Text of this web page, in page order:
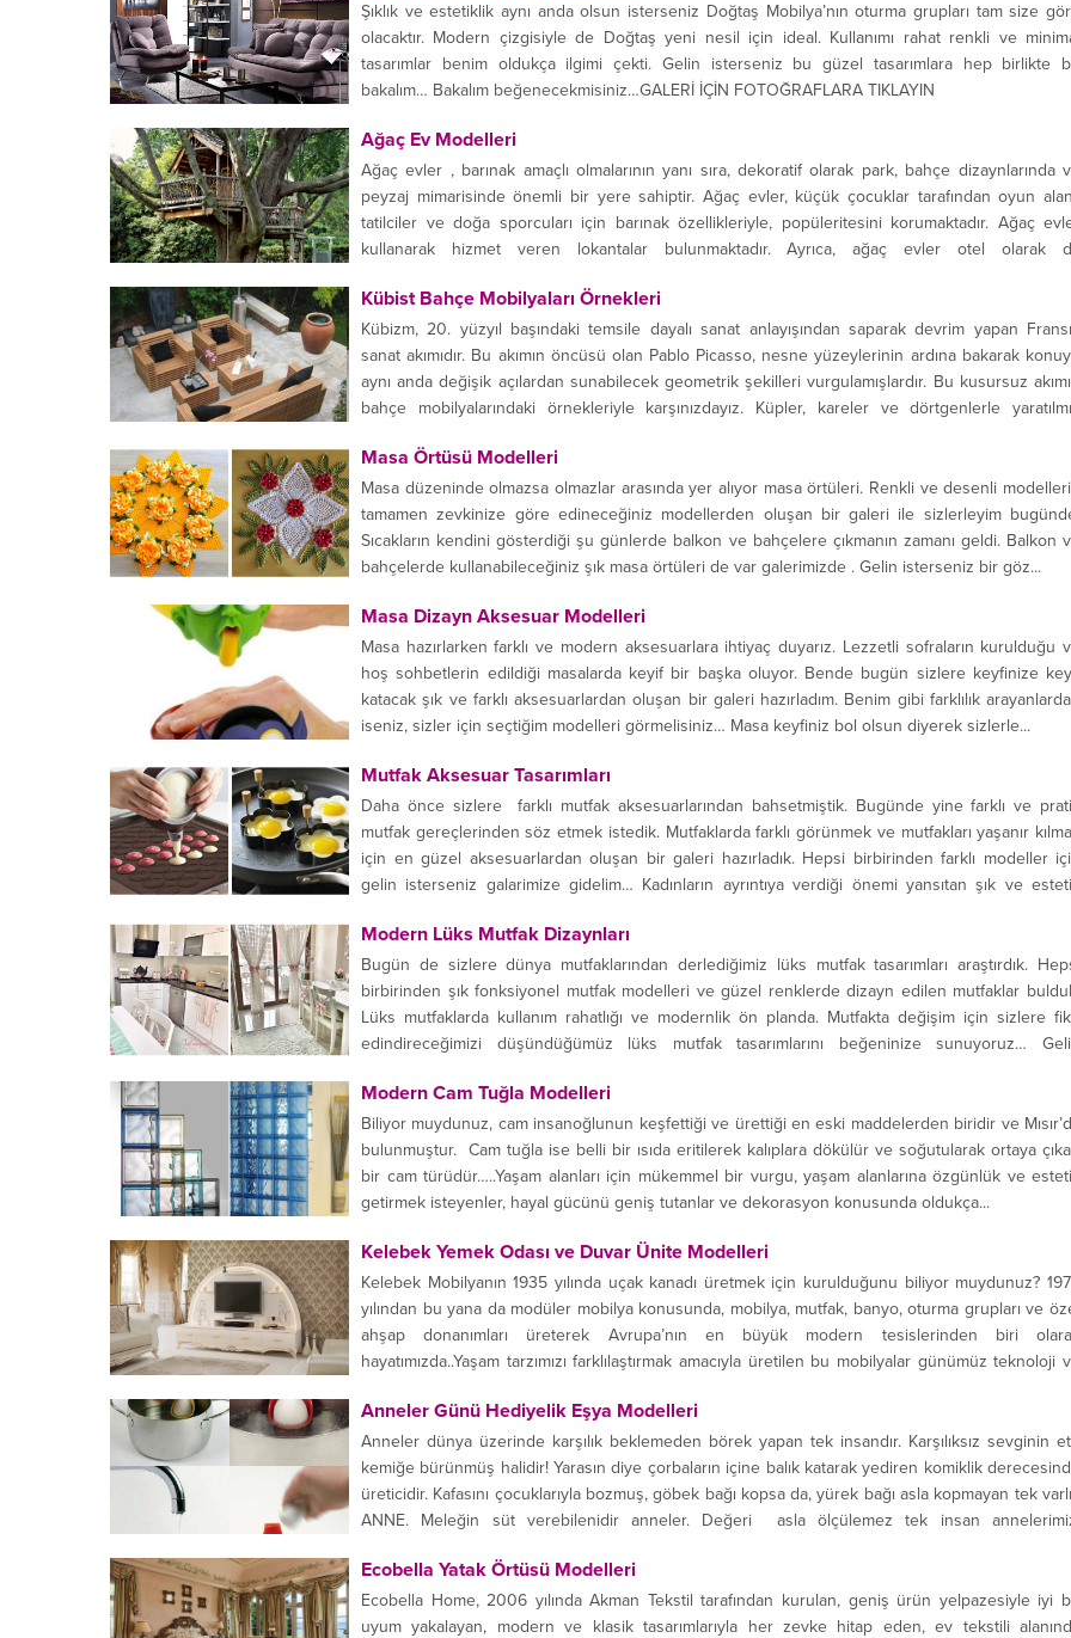
Şıklık ve estetiklik aynı anda olsun isterseniz Doğtaş Mobilya’nın oturma grupları tam size
olacaktır. Modern çizgisiyle de Doğtaş yeni nesil için ideal. Kullanımı rahat renkli ve
tasarımlar benim oldukça ilgimi çekti. Gelin isterseniz bu güzel tasarımlara hep birlikte
bakalım… Bakalım beğenecekmisiniz…GALERİ İÇİN FOTOĞRAFLARA TIKLAYIN
Ağaç Ev Modelleri
Ağaç evler , barınak amaçlı olmalarının yanı sıra, dekoratif olarak park, bahçe dizaynlarında
peyzaj mimarisinde önemli bir yere sahiptir. Ağaç evler, küçük çocuklar tarafından oyun
tatilciler ve doğa sporcuları için barınak özellikleriyle, popüleritesini korumaktadır. Ağaç
kullanarak hizmet veren lokantalar bulunmaktadır. Ayrıca, ağaç evler otel olarak
Kübist Bahçe Mobilyaları Örnekleri
Kübizm, 20. yüzyıl başındaki temsile dayalı sanat anlayışından saparak devrim yapan
sanat akımıdır. Bu akımın öncüsü olan Pablo Picasso, nesne yüzeylerinin ardına bakarak
aynı anda değişik açılardan sunabilecek geometrik şekilleri vurgulamışlardır. Bu kusursuz
bahçe mobilyalarındaki örnekleriyle karşınızdayız. Küpler, kareler ve dörtgenlerle
Masa Örtüsü Modelleri
Masa düzeninde olmazsa olmazlar arasında yer alıyor masa örtüleri. Renkli ve desenli
tamamen zevkinize göre edineceğiniz modellerden oluşan bir galeri ile sizlerleyim
Sıcakların kendini gösterdiği şu günlerde balkon ve bahçelere çıkmanın zamanı geldi. Balkon
bahçelerde kullanabileceğiniz şık masa örtüleri de var galerimizde . Gelin isterseniz bir göz...
Masa Dizayn Aksesuar Modelleri
Masa hazırlarken farklı ve modern aksesuarlara ihtiyaç duyarız. Lezzetli sofraların kurulduğu
hoş sohbetlerin edildiği masalarda keyif bir başka oluyor. Bende bugün sizlere keyfinize
katacak şık ve farklı aksesuarlardan oluşan bir galeri hazırladım. Benim gibi farklılık
iseniz, sizler için seçtiğim modelleri görmelisiniz… Masa keyfiniz bol olsun diyerek sizlerle...
Mutfak Aksesuar Tasarımları
Daha önce sizlere farklı mutfak aksesuarlarından bahsetmiştik. Bugünde yine farklı ve
mutfak gereçlerinden söz etmek istedik. Mutfaklarda farklı görünmek ve mutfakları yaşanır
için en güzel aksesuarlardan oluşan bir galeri hazırladık. Hepsi birbirinden farklı modeller
gelin isterseniz galarimize gidelim… Kadınların ayrıntıya verdiği önemi yansıtan şık ve
Modern Lüks Mutfak Dizaynları
Bugün de sizlere dünya mutfaklarından derlediğimiz lüks mutfak tasarımları araştırdık.
birbirinden şık fonksiyonel mutfak modelleri ve güzel renklerde dizayn edilen mutfaklar
Lüks mutfaklarda kullanım rahatlığı ve modernlik ön planda. Mutfakta değişim için sizlere
edindireceğimizi düşündüğümüz lüks mutfak tasarımlarını beğeninize sunuyoruz…
Modern Cam Tuğla Modelleri
Biliyor muydunuz, cam insanoğlunun keşfettiği ve ürettiği en eski maddelerden biridir ve
bulunmuştur. Cam tuğla ise belli bir ısıda eritilerek kalıplara dökülür ve soğutularak ortaya
bir cam türüdür…..Yaşam alanları için mükemmel bir vurgu, yaşam alanlarına özgünlük ve
getirmek isteyenler, hayal gücünü geniş tutanlar ve dekorasyon konusunda oldukça...
Kelebek Yemek Odası ve Duvar Ünite Modelleri
Kelebek Mobilyanın 1935 yılında uçak kanadı üretmek için kurulduğunu biliyor muydunuz?
yılından bu yana da modüler mobilya konusunda, mobilya, mutfak, banyo, oturma grupları ve
ahşap donanımları üreterek Avrupa’nın en büyük modern tesislerinden biri
hayatımızda..Yaşam tarzımızı farklılaştırmak amacıyla üretilen bu mobilyalar günümüz teknoloji
Anneler Günü Hediyelik Eşya Modelleri
Anneler dünya üzerinde karşılık beklemeden börek yapan tek insandır. Karşılıksız sevginin
kemiğe bürünmüş halidir! Yarasın diye çorbaların içine balık katarak yediren komiklik
üreticidir. Kafasını çocuklarıyla bozmuş, göbek bağı kopsa da, yürek bağı asla kopmayan tek
ANNE. Meleğin süt verebilenidir anneler. Değeri asla ölçülemez tek insan
Ecobella Yatak Örtüsü Modelleri
Ecobella Home, 2006 yılında Akman Tekstil tarafından kurulan, geniş ürün yelpazesiyle iyi
uyum yakalayan, modern ve klasik tasarımlarıyla her zevke hitap eden, ev tekstili